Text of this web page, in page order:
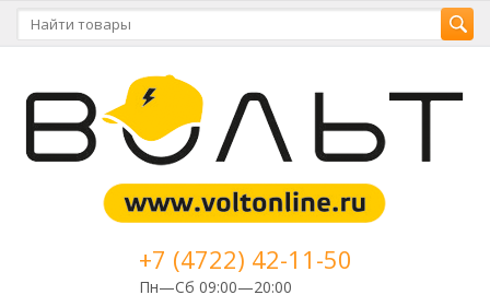
+7 (4722) 42-11-50
Пн—Сб 09:00—20:00